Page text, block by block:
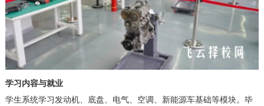
学习内容与就业
学生系统学习发动机、底盘、电气、空调、新能源车基础等模块。毕